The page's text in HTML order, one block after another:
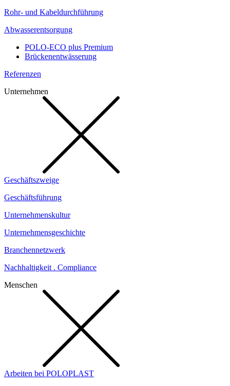
Rohr- und Kabeldurchführung
Abwasserentsorgung
POLO-ECO plus Premium
Brückenentwässerung
Referenzen
Unternehmen
Geschäftszweige
Geschäftsführung
Unternehmenskultur
Unternehmensgeschichte
Branchennetzwerk
Nachhaltigkeit . Compliance
Menschen
Arbeiten bei POLOPLAST